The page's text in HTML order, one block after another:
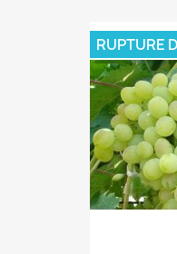
RUPTURE